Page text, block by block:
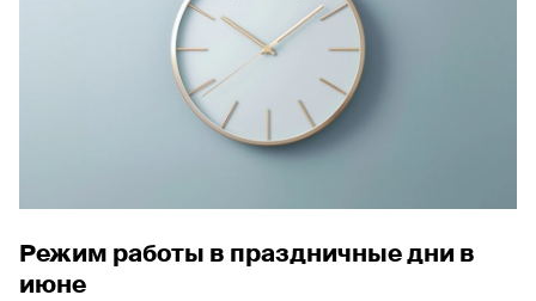
Режим работы в праздничные дни в
июне